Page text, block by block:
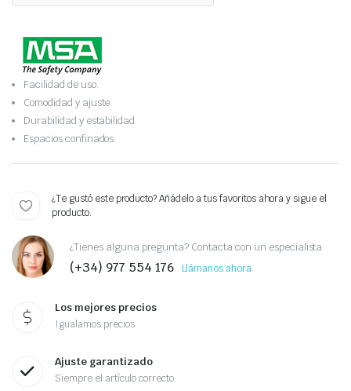
Facilidad de uso.
Comodidad y ajuste.
Durabilidad y estabilidad.
Espacios confinados.
¿Te gustó este producto? Añádelo a tus favoritos ahora y sigue el
producto.
¿Tienes alguna pregunta? Contacta con un especialista
(+34) 977 554 176 Llámanos ahora
Los mejores precios
Igualamos precios
Ajuste garantizado
Siempre el artículo correcto